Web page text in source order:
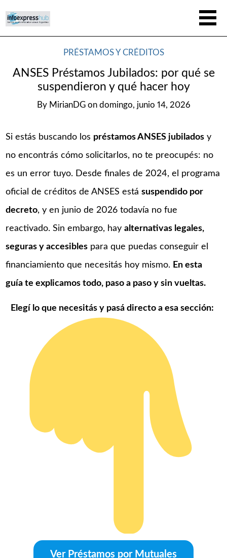
PRÉSTAMOS Y CRÉDITOS
ANSES Préstamos Jubilados: por qué se
suspendieron y qué hacer hoy
By MirianDG on domingo, junio 14, 2026
Si estás buscando los préstamos ANSES jubilados y
no encontrás cómo solicitarlos, no te preocupés: no
es un error tuyo. Desde finales de 2024, el programa
oficial de créditos de ANSES estásuspendido por
decreto, y en junio de 2026 todavía no fue
reactivado. Sin embargo, hayalternativas legales,
seguras y accesibles para que puedas conseguir el
financiamiento que necesitás hoy mismo. En esta
guía te explicamos todo, paso a paso y sin vueltas.
Elegí lo que necesitás y pasá directo a esa sección:
Ver Préstamos por Mutuales